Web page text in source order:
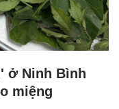
ở Ninh Bình
miệng